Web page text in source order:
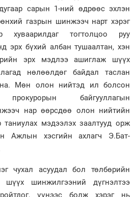
сарын 1-ний өдрөөс эхлэн
газрын шинжээч нарт хэрэг
хуваарилдаг тогтолцоо руу
эрх бүхий албан тушаалтан, хэн
эрх мэдлээ ашиглаж шүүх
нөлөөлдөг байдал таслан
Мөн олон нийтэд ил болсон
байгууллагын
нар өөрсдөө олон нийтийн
таниулах мэдээлэх заалтууд орж
Ажлын хэсгийн ахлагч Э.Бат-
чухал асуудал бол төлбөрийн
шүүх шинжилгээний дүгнэлтээ
үүнээс болж хэрэг нь